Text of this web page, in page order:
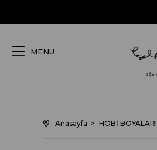
MENU
Anasayfa HOBİ BOYALARI